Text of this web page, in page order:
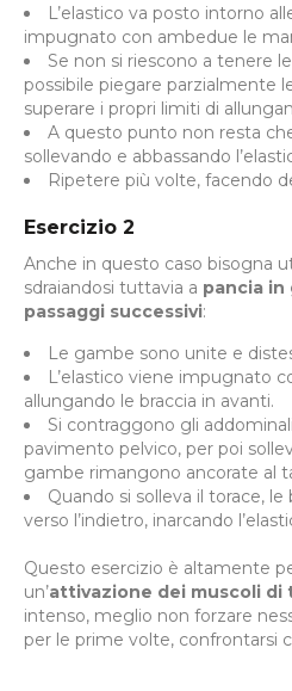
L’elastico va posto intorno
impugnato con ambedue le
Se non si riescono a tenere
possibile piegare parzialmente
superare i propri limiti di
A questo punto non resta
sollevando e abbassando
Ripetere più volte, facendo
Esercizio 2
Anche in questo caso bisogna
sdraiandosi tuttavia a pancia in
passaggi successivi:
Le gambe sono unite e
L’elastico viene impugnato
allungando le braccia in avanti.
Si contraggono gli
pavimento pelvico, per poi
gambe rimangono ancorate al
Quando si solleva il torace,
verso l’indietro, inarcando
Questo esercizio è altamente
un’attivazione dei muscoli
intenso, meglio non forzare
per le prime volte, confrontarsi